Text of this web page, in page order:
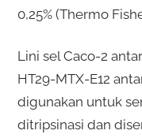
0,25% (Thermo
Lini sel Caco-2
HT29-MTX-E12
digunakan untuk
ditripsinasi dan